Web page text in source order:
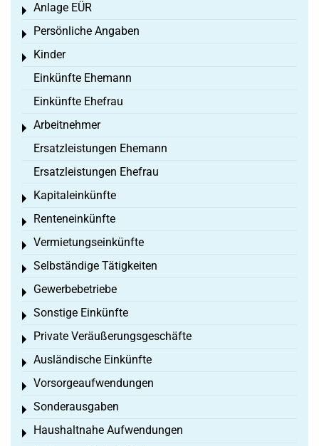
Anlage EÜR
Toggle menu
Persönliche Angaben
Toggle menu
Kinder
Toggle menu
Einkünfte Ehemann
Einkünfte Ehefrau
Arbeitnehmer
Toggle menu
Ersatzleistungen Ehemann
Ersatzleistungen Ehefrau
Kapitaleinkünfte
Toggle menu
Renteneinkünfte
Toggle menu
Vermietungseinkünfte
Toggle menu
Selbständige Tätigkeiten
Toggle menu
Gewerbebetriebe
Toggle menu
Sonstige Einkünfte
Toggle menu
Private Veräußerungsgeschäfte
Toggle menu
Ausländische Einkünfte
Toggle menu
Vorsorgeaufwendungen
Toggle menu
Sonderausgaben
Toggle menu
Haushaltnahe Aufwendungen
Toggle menu